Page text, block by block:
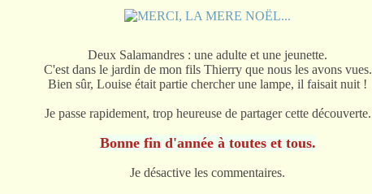
Deux Salamandres : une adulte et une jeunette.
C'est dans le jardin de mon fils Thierry que nous les avons vues.
Bien sûr, Louise était partie chercher une lampe, il faisait nuit !
Je passe rapidement, trop heureuse de partager cette découverte.
Bonne fin d'année à toutes et tous.
Je désactive les commentaires.